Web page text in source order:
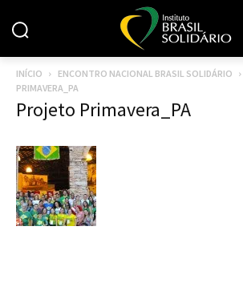
INÍCIO ENCONTRO NACIONAL BRASIL SOLIDÁRIO
PRIMAVERA_PA
Projeto Primavera_PA